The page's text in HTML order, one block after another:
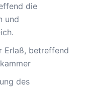
die
und
Erlaß, betreffend
des